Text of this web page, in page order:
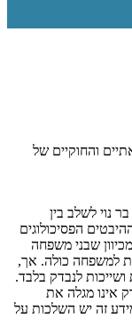
נוי לשלב בין
הפסיכולוגים
שבני משפחה
למשפחה כולה. אך,
לנבדק בלבד.
אינו מגלה את
זה יש השלכות על